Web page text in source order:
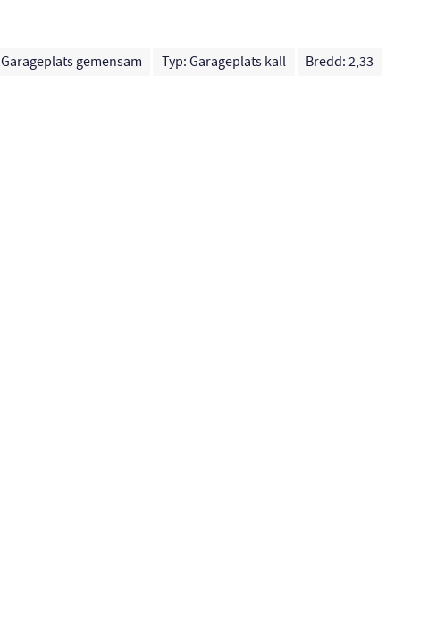
Garageplats gemensam Typ: Garageplats kall
Bredd: 2,33